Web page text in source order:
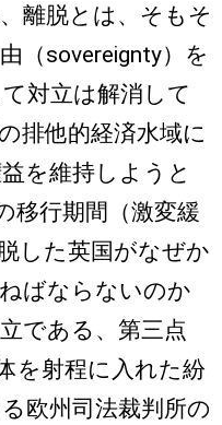
離脱とは、そもそ
（sovereignty）を
対立は解消して
排他的経済水域に
を維持しようと
移行期間（激変緩
した英国がなぜか
ばならないのか
である、第三点
を射程に入れた紛
欧州司法裁判所の